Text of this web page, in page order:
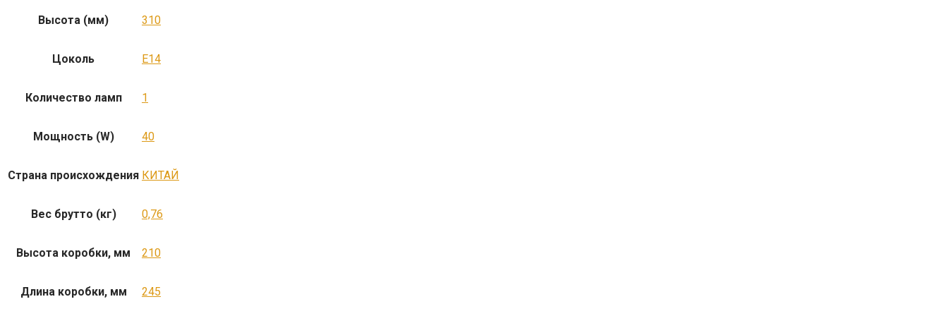
Высота (мм) 310
Цоколь E14
Количество ламп 1
Мощность (W) 40
Страна происхождения КИТАЙ
Вес брутто (кг) 0,76
Высота коробки, мм 210
Длина коробки, мм 245